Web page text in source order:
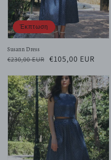
Susann Dress
Κανονική
€230,00 EUR Τιμή
€105,00 EUR
Έκπτωση